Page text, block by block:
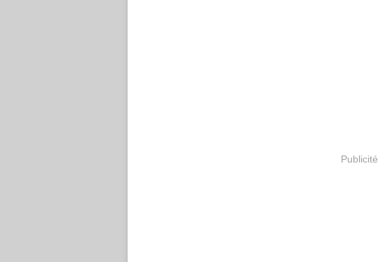
Publicité